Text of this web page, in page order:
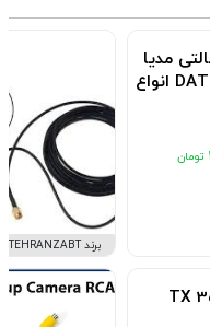
مدیا
نوتاش مدل DATIC انواع
برند TEHRANZABT